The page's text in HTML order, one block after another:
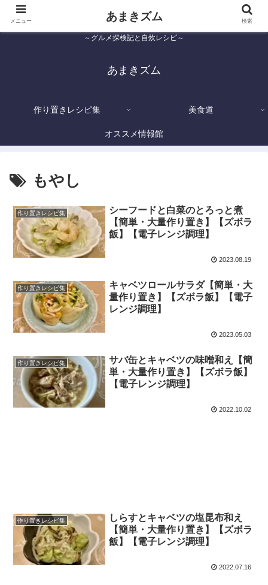
～グルメ探検記と自炊レシピ～
あまきズム
作り置きレシピ集 美食道
オススメ情報館
もやし
作り置きレシピ集
シーフードと白菜のとろっと煮
【簡単・大量作り置き】【ズボラ
飯】【電子レンジ調理】
2023.08.19
作り置きレシピ集
キャベツロールサラダ【簡単・大
量作り置き】【ズボラ飯】【電子
レンジ調理】
2023.05.03
作り置きレシピ集
サバ缶とキャベツの味噌和え【簡
単・大量作り置き】【ズボラ飯】
【電子レンジ調理】
2022.10.02
作り置きレシピ集
しらすとキャベツの塩昆布和え
【簡単・大量作り置き】【ズボラ
飯】【電子レンジ調理】
2022.07.16
メニュー あまきズム 検索